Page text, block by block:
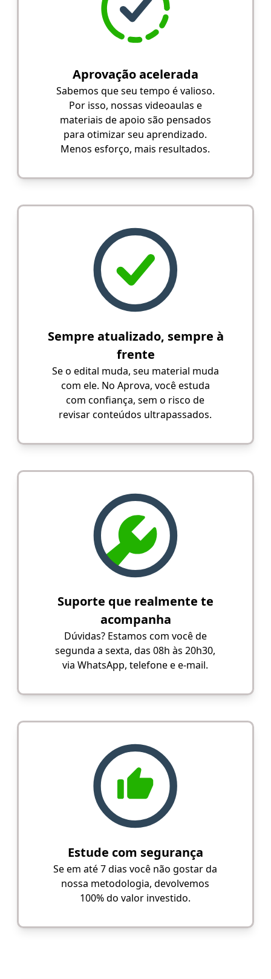
Aprovação acelerada
Sabemos que seu tempo é valioso.
Por isso, nossas videoaulas e
materiais de apoio são pensados
para otimizar seu aprendizado.
Menos esforço, mais resultados.
Sempre atualizado, sempre à
frente
Se o edital muda, seu material muda
com ele. No Aprova, você estuda
com confiança, sem o risco de
revisar conteúdos ultrapassados.
Suporte que realmente te
acompanha
Dúvidas? Estamos com você de
segunda a sexta, das 08h às 20h30,
via WhatsApp, telefone e e-mail.
Estude com segurança
Se em até 7 dias você não gostar da
nossa metodologia, devolvemos
100% do valor investido.